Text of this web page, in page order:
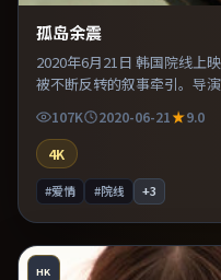
孤岛余震
2020年6月21日 韩国院线上
被不断反转的叙事牵引。导
写交替强化压迫感。推荐给
107K 2020-06-21
9.0
4K
#爱情 #院线 +3
HK